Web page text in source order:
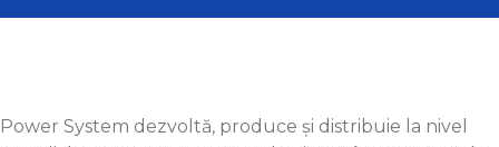
Power System dezvoltă, produce și distribuie la nivel